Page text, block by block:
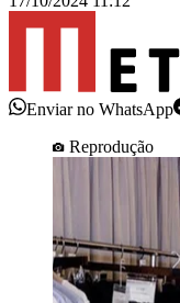
Enviar no WhatsApp
Reprodução